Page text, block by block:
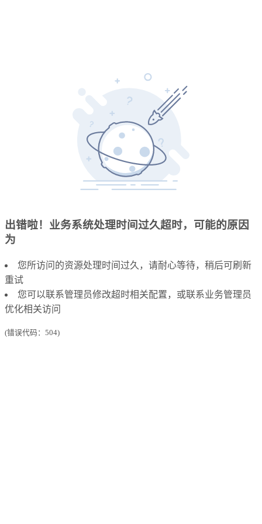
出错啦！业务系统处理时间过久超时，可能的原因
为
您所访问的资源处理时间过久，请耐心等待，稍后可刷新
重试
您可以联系管理员修改超时相关配置，或联系业务管理员
优化相关访问
(错误代码：504)